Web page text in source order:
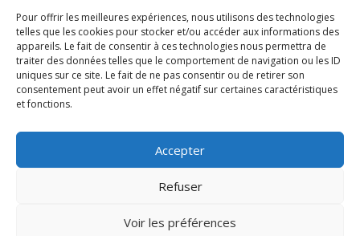
Pour offrir les meilleures expériences, nous utilisons des technologies
telles que les cookies pour stocker et/ou accéder aux informations des
appareils. Le fait de consentir à ces technologies nous permettra de
traiter des données telles que le comportement de navigation ou les ID
uniques sur ce site. Le fait de ne pas consentir ou de retirer son
consentement peut avoir un effet négatif sur certaines caractéristiques
et fonctions.
Accepter
Refuser
Voir les préférences